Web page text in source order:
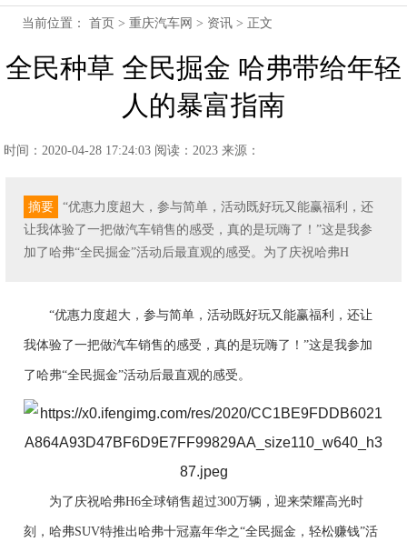
当前位置：首页 >重庆汽车网 > 资讯 > 正文
全民种草 全民掘金 哈弗带给年轻
人的暴富指南
时间：2020-04-28 17:24:03 阅读：2023 来源：
摘要
“优惠力度超大，参与简单，活动既好玩又能赢福利，还
让我体验了一把做汽车销售的感受，真的是玩嗨了！”这是我参
加了哈弗“全民掘金”活动后最直观的感受。为了庆祝哈弗H
“优惠力度超 大 ，参与简单，活动既好玩又能赢福利，还让
我体验了一把做汽车销售的感受，真的是玩嗨了！”这是我参加
了 哈弗“全民掘金”活动后最直观的感受。
为了庆祝哈弗H6全球销售超过300万辆，迎来荣耀高光时
刻，哈弗SUV特推出 哈弗十冠嘉年华之“全民掘金，轻松赚钱”活